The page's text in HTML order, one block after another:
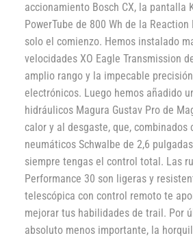
accionamiento Bosch CX, la pantalla
PowerTube de 800 Wh de la Reaction
solo el comienzo. Hemos instalado
velocidades XO Eagle Transmission
amplio rango y la impecable
electrónicos. Luego hemos añadido
hidráulicos Magura Gustav Pro de
calor y al desgaste, que, combinados
neumáticos Schwalbe de 2,6
siempre tengas el control total. Las
Performance 30 son ligeras y
telescópica con control remoto te
mejorar tus habilidades de trail. Por
absoluto menos importante, la